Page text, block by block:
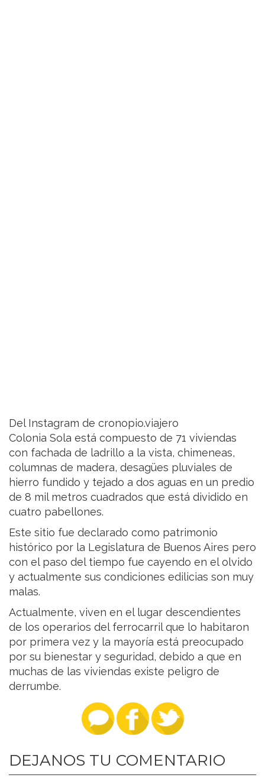
Del Instagram de cronopio.viajero
Colonia Sola está compuesto de 71 viviendas
con fachada de ladrillo a la vista, chimeneas,
columnas de madera, desagües pluviales de
hierro fundido y tejado a dos aguas en un predio
de 8 mil metros cuadrados que está dividido en
cuatro pabellones.
Este sitio fue declarado como patrimonio
histórico por la Legislatura de Buenos Aires pero
con el paso del tiempo fue cayendo en el olvido
y actualmente sus condiciones edilicias son muy
malas.
Actualmente, viven en el lugar descendientes
de los operarios del ferrocarril que lo habitaron
por primera vez y la mayoría está preocupado
por su bienestar y seguridad, debido a que en
muchas de las viviendas existe peligro de
derrumbe.
DEJANOS TU COMENTARIO